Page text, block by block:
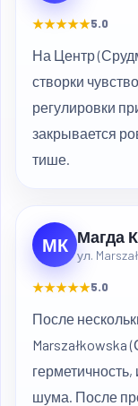
★★★★★5.0
На Центр
створки
регулировки
закрывается
тише.
МК Магда
ул.
★★★★★5.0
После
Marszałkowska
шума. После